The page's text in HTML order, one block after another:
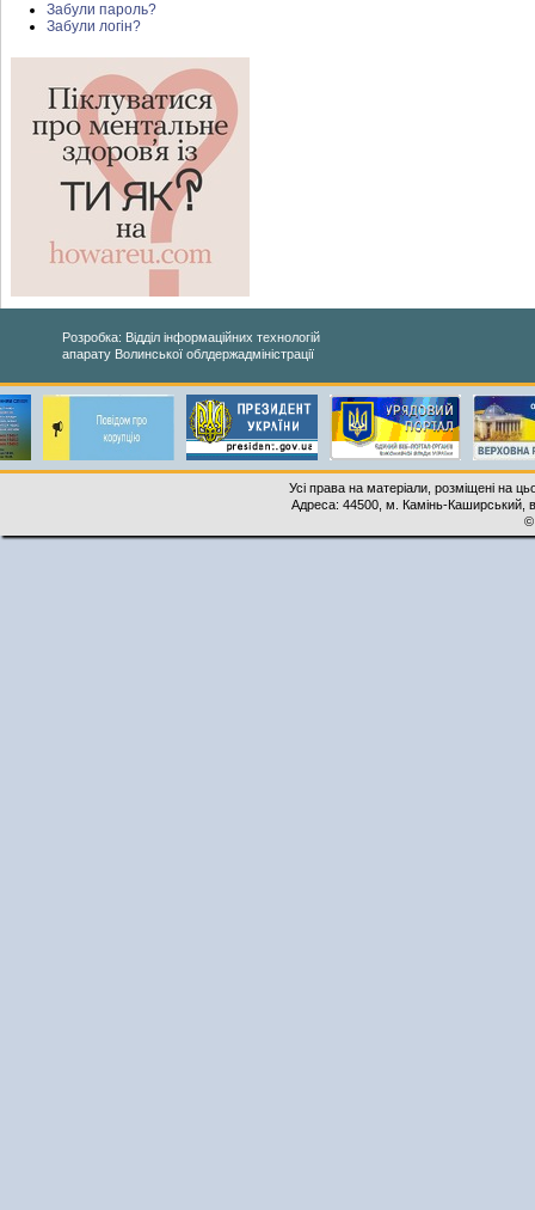
Забули пароль?
Забули логін?
Розробка: Відділ інформаційних технологій
апарату Волинської облдержадміністрації
Усі права на матеріали, розміщені на
Адреса: 44500, м. Камінь-Каширський,
©